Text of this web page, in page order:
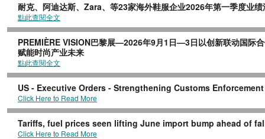
耐克、阿迪达斯、Zara、等23家海外鞋服企业2026年第一季度业绩
點此查閱全文
PREMIÈRE VISION巴黎展—2026年9月1日—3日以创新联动国际
赋能时尚产业未来
點此查閱全文
US - Executive Orders - Strengthening Customs Enforcement
Click Here to Read More
Tariffs, fuel prices seen lifting June import bump ahead of
Click Here to Read More